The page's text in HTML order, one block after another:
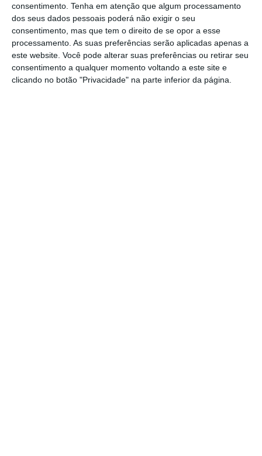
consentimento. Tenha em atenção que algum processamento
dos seus dados pessoais poderá não exigir o seu
consentimento, mas que tem o direito de se opor a esse
processamento. As suas preferências serão aplicadas apenas a
este website. Você pode alterar suas preferências ou retirar seu
consentimento a qualquer momento voltando a este site e
clicando no botão "Privacidade" na parte inferior da página.
De que forma? Assine o ECO Premium e
tenha acesso a notícias exclusivas, à
opinião que conta, às reportagens e
especiais que mostram o outro lado da
história.